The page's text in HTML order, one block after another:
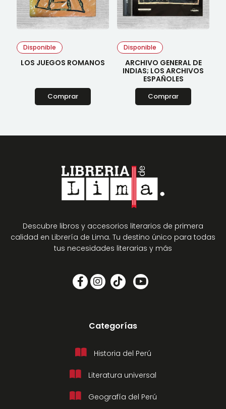
Disponible
LOS JUEGOS ROMANOS
Comprar
Disponible
ARCHIVO GENERAL DE
INDIAS; LOS ARCHIVOS
ESPAÑOLES
Comprar
Descubre libros y accesorios literarios de primera
calidad en Librería de Lima. Tu destino único para todas
tus necesidades literarias y más
Categorías
Historia del Perú
Literatura universal
Geografía del Perú